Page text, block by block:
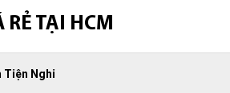
RẺ TẠI HCM
Tiện Nghi